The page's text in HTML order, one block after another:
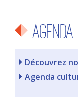
Découvrez
Agenda